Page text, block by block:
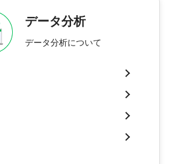
データ分析
データ分析について